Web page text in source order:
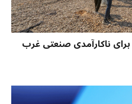
ناکارآمدی صنعتی غرب